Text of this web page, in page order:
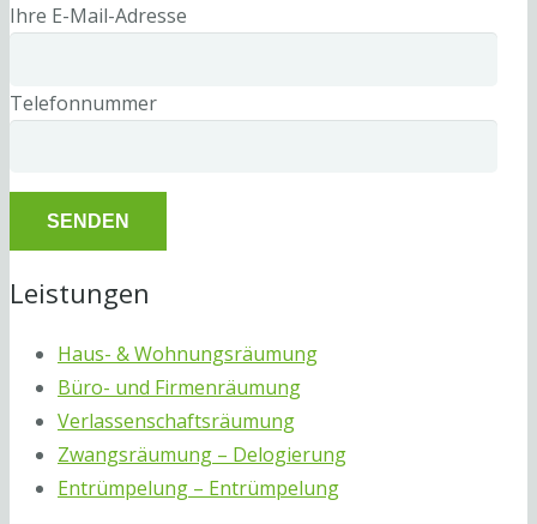
Ihre E-Mail-Adresse
Telefonnummer
Leistungen
Haus- & Wohnungsräumung
Büro- und Firmenräumung
Verlassenschaftsräumung
Zwangsräumung – Delogierung
Entrümpelung – Entrümpelung